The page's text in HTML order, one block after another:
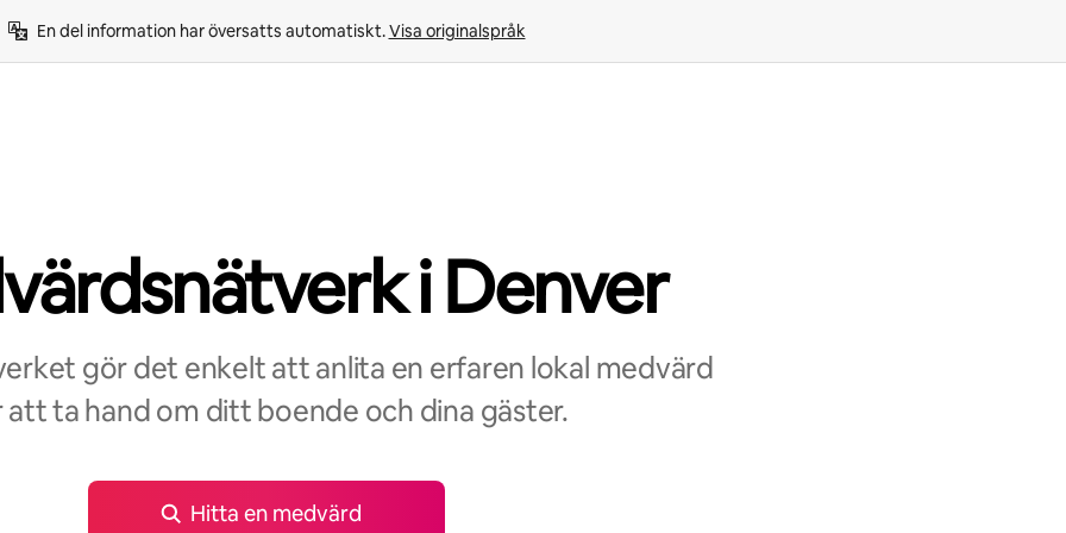
En del information har översatts automatiskt. Visa originalspråk
i Denver
gör det enkelt att anlita en erfaren lokal medvärd
ta hand om ditt boende och dina gäster.
Hitta en medvärd